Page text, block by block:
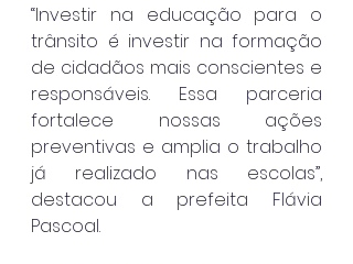
“Investir na educação para o
trânsito é investir na formação
de cidadãos mais conscientes e
responsáveis. Essa parceria
fortalece nossas ações
preventivas e amplia o trabalho
já realizado nas escolas”,
destacou a prefeita Flávia
Pascoal.